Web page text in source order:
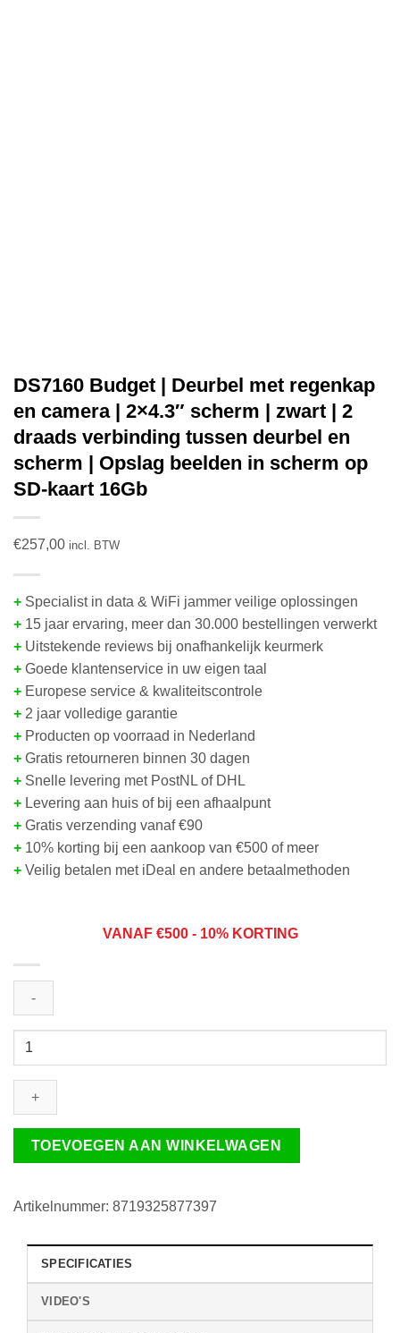
DS7160 Budget | Deurbel met regenkap
en camera | 2×4.3″ scherm | zwart | 2
draads verbinding tussen deurbel en
scherm | Opslag beelden in scherm op
SD-kaart 16Gb
€257,00 incl. BTW
+ Specialist in data & WiFi jammer veilige oplossingen
+ 15 jaar ervaring, meer dan 30.000 bestellingen verwerkt
+ Uitstekende reviews bij onafhankelijk keurmerk
+ Goede klantenservice in uw eigen taal
+ Europese service & kwaliteitscontrole
+ 2 jaar volledige garantie
+ Producten op voorraad in Nederland
+ Gratis retourneren binnen 30 dagen
+ Snelle levering met PostNL of DHL
+ Levering aan huis of bij een afhaalpunt
+ Gratis verzending vanaf €90
+ 10% korting bij een aankoop van €500 of meer
+ Veilig betalen met iDeal en andere betaalmethoden
VANAF €500 - 10% KORTING
DS7160
|
Deurbel
regenkap
en
|
scherm
zwart
TOEVOEGEN AAN WINKELWAGEN
Artikelnummer: 8719325877397
SPECIFICATIES
VIDEO'S